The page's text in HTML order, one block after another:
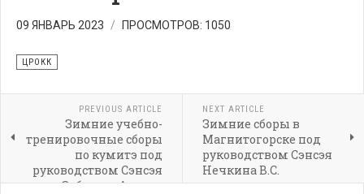
09 ЯНВАРЬ 2023 ПРОСМОТРОВ: 1050
ЦРОКК
PREVIOUS ARTICLE
Зимние учебно-
тренировочные сборы
по кумитэ под
руководством Сэнсэя
Зубарева Артема
NEXT ARTICLE
Зимние сборы в
Магнитогорске под
руководством Сэнсэя
Нечкина В.С.